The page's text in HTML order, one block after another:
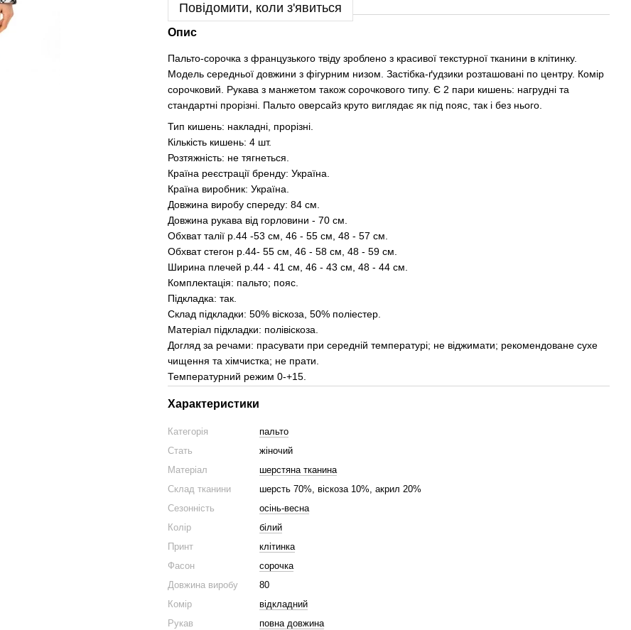
Повідомити, коли з'явиться
Опис
Пальто-сорочка з французького твіду зроблено з красивої текстурної тканини в клітинку.
Модель середньої довжини з фігурним низом. Застібка-ґудзики розташовані по центру. Комір
сорочковий. Рукава з манжетом також сорочкового типу. Є 2 пари кишень: нагрудні та
стандартні прорізні. Пальто оверсайз круто виглядає як під пояс, так і без нього.
Тип кишень: накладні, прорізні.
Кількість кишень: 4 шт.
Розтяжність: не тягнеться.
Країна реєстрації бренду: Україна.
Країна виробник: Україна.
Довжина виробу спереду: 84 см.
Довжина рукава від горловини - 70 см.
Обхват талії р.44 -53 см, 46 - 55 см, 48 - 57 см.
Обхват стегон р.44- 55 см, 46 - 58 см, 48 - 59 см.
Ширина плечей р.44 - 41 см, 46 - 43 см, 48 - 44 см.
Комплектація: пальто; пояс.
Підкладка: так.
Склад підкладки: 50% віскоза, 50% поліестер.
Матеріал підкладки: полівіскоза.
Догляд за речами: прасувати при середній температурі; не віджимати; рекомендоване сухе
чищення та хімчистка; не прати.
Температурний режим 0-+15.
Характеристики
Категорія
пальто
Стать
жіночий
Матеріал
шерстяна тканина
Склад тканини
шерсть 70%, віскоза 10%, акрил 20%
Сезонність
осінь-весна
Колір
білий
Принт
клітинка
Фасон
сорочка
Довжина виробу
80
Комір
відкладний
Рукав
повна довжина